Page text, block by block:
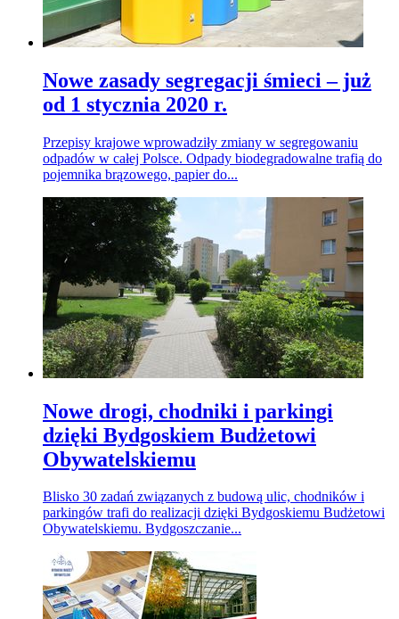
Nowe zasady segregacji śmieci – już
od 1 stycznia 2020 r.
Przepisy krajowe wprowadziły zmiany w segregowaniu
odpadów w całej Polsce. Odpady biodegradowalne trafią do
pojemnika brązowego, papier do...
Nowe drogi, chodniki i parkingi
dzięki Bydgoskiem Budżetowi
Obywatelskiemu
Blisko 30 zadań związanych z budową ulic, chodników i
parkingów trafi do realizacji dzięki Bydgoskiemu Budżetowi
Obywatelskiemu. Bydgoszczanie...